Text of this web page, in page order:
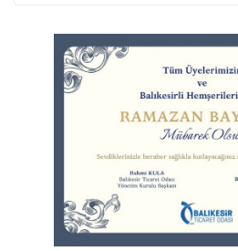
Memleket
6 Ağustos
6 Ağustos